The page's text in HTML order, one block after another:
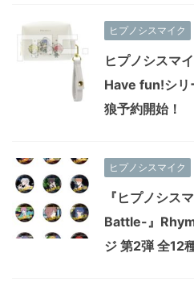
ヒプノシスマイク
ヒプノシスマ
Have fun!シリ
狼予約開始！
ヒプノシスマイク
『ヒプノシス
Battle-』
ジ 第2弾 全12